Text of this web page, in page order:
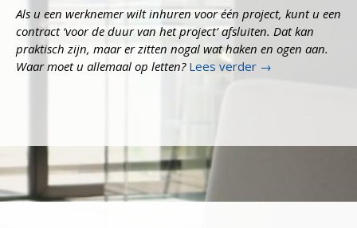
Als u een werknemer wilt inhuren voor één project, kunt u een
contract ‘voor de duur van het project’ afsluiten. Dat kan
praktisch zijn, maar er zitten nogal wat haken en ogen aan.
Waar moet u allemaal op letten? Lees verder →